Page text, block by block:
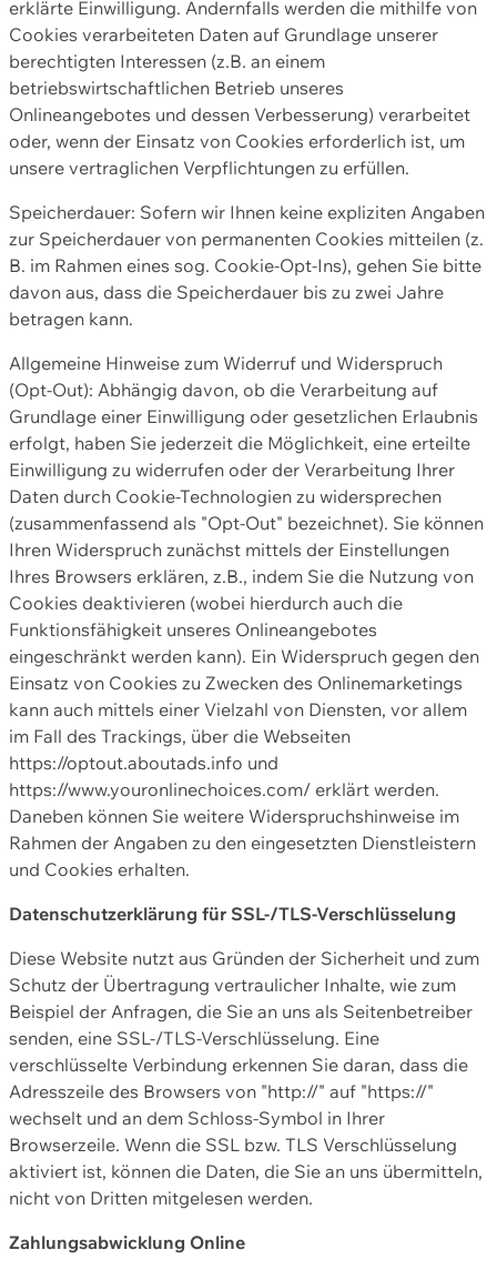
erklärte Einwilligung. Andernfalls werden die mithilfe von
Cookies verarbeiteten Daten auf Grundlage unserer
berechtigten Interessen (z.B. an einem
betriebswirtschaftlichen Betrieb unseres
Onlineangebotes und dessen Verbesserung) verarbeitet
oder, wenn der Einsatz von Cookies erforderlich ist, um
unsere vertraglichen Verpflichtungen zu erfüllen.
Speicherdauer: Sofern wir Ihnen keine expliziten Angaben
zur Speicherdauer von permanenten Cookies mitteilen (z.
B. im Rahmen eines sog. Cookie-Opt-Ins), gehen Sie bitte
davon aus, dass die Speicherdauer bis zu zwei Jahre
betragen kann.
Allgemeine Hinweise zum Widerruf und Widerspruch
(Opt-Out): Abhängig davon, ob die Verarbeitung auf
Grundlage einer Einwilligung oder gesetzlichen Erlaubnis
erfolgt, haben Sie jederzeit die Möglichkeit, eine erteilte
Einwilligung zu widerrufen oder der Verarbeitung Ihrer
Daten durch Cookie-Technologien zu widersprechen
(zusammenfassend als "Opt-Out" bezeichnet). Sie können
Ihren Widerspruch zunächst mittels der Einstellungen
Ihres Browsers erklären, z.B., indem Sie die Nutzung von
Cookies deaktivieren (wobei hierdurch auch die
Funktionsfähigkeit unseres Onlineangebotes
eingeschränkt werden kann). Ein Widerspruch gegen den
Einsatz von Cookies zu Zwecken des Onlinemarketings
kann auch mittels einer Vielzahl von Diensten, vor allem
im Fall des Trackings, über die Webseiten
https://optout.aboutads.info und
https://www.youronlinechoices.com/ erklärt werden.
Daneben können Sie weitere Widerspruchshinweise im
Rahmen der Angaben zu den eingesetzten Dienstleistern
und Cookies erhalten.
Datenschutzerklärung für SSL-/TLS-Verschlüsselung
Diese Website nutzt aus Gründen der Sicherheit und zum
Schutz der Übertragung vertraulicher Inhalte, wie zum
Beispiel der Anfragen, die Sie an uns als Seitenbetreiber
senden, eine SSL-/TLS-Verschlüsselung. Eine
verschlüsselte Verbindung erkennen Sie daran, dass die
Adresszeile des Browsers von "http://" auf "https://"
wechselt und an dem Schloss-Symbol in Ihrer
Browserzeile. Wenn die SSL bzw. TLS Verschlüsselung
aktiviert ist, können die Daten, die Sie an uns übermitteln,
nicht von Dritten mitgelesen werden.
Zahlungsabwicklung Online